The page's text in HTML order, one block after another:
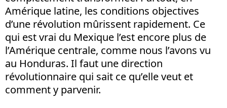
Amérique latine, les conditions objectives
d’une révolution mûrissent rapidement. Ce
qui est vrai du Mexique l’est encore plus de
l’Amérique centrale, comme nous l’avons vu
au Honduras. Il faut une direction
révolutionnaire qui sait ce qu’elle veut et
comment y parvenir.